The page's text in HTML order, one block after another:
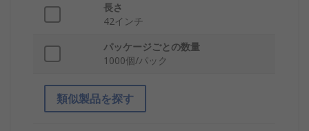
長さ
42インチ
パッケージごとの数量
1000個/パック
類似製品を探す